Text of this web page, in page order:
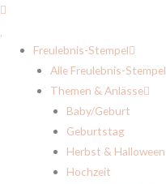
Freulebnis-Stempel
Alle Freulebnis-Stempel
Themen & Anlässe
Baby/Geburt
Geburtstag
Herbst & Halloween
Hochzeit